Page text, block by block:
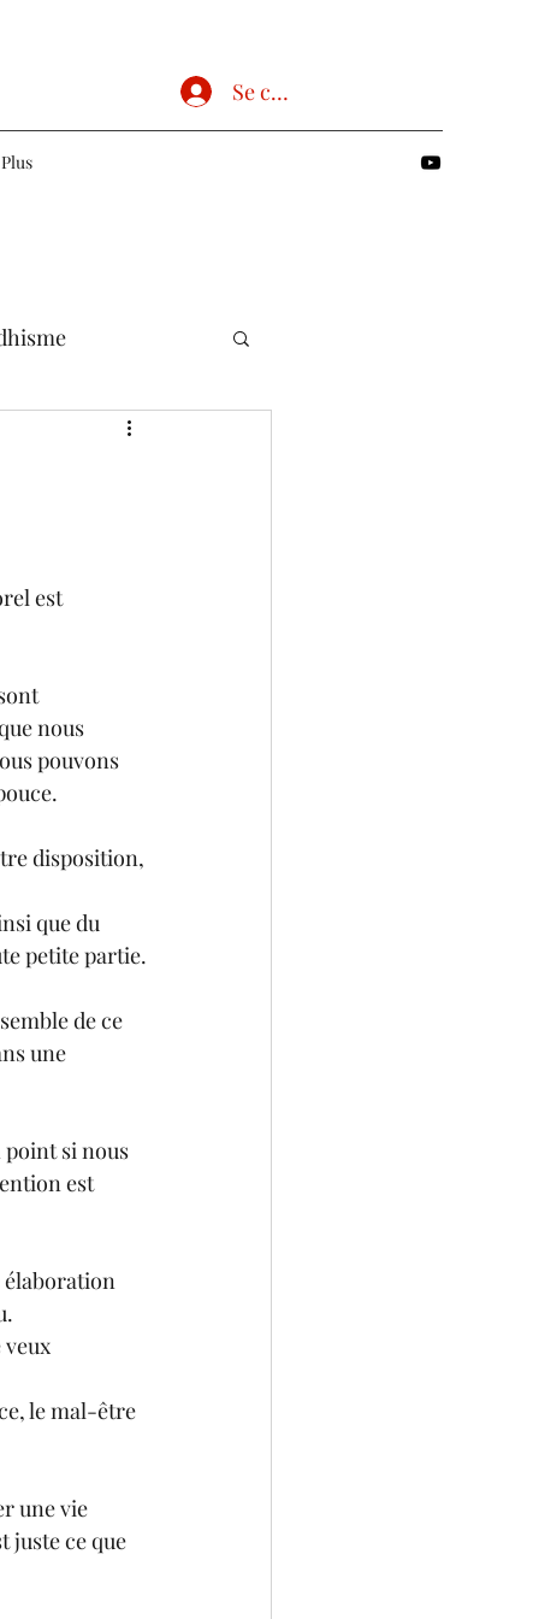
Se connecter
Plus
est
nous
pouvons
disposition,
que du
petite partie.
de ce
une
point si nous
est
élaboration
veux
le mal-être
une vie
juste ce que